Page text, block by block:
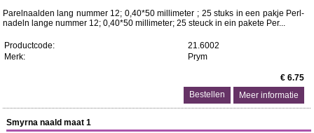
Parelnaalden lang nummer 12; 0,40*50 millimeter ; 25 stuks in een pakje Perl-
nadeln lange nummer 12; 0,40*50 millimeter; 25 steuck in ein pakete Per...
Productcode:
21.6002
Merk:
Prym
€ 6.75
Meer informatie
Smyrna naald maat 1